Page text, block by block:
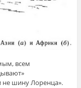
всем
не шину Лоренца».